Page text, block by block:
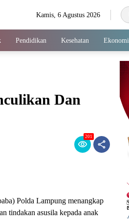
Kamis, 6 Agustus 2026
Pendidikan Kesehatan Ekonomi
Dan
201
Polda Lampung menangkap
tindakan asusila kepada anak